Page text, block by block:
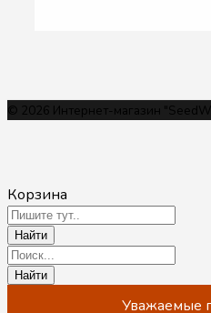
© 2026 Интернет-магазин
Корзина
Уважаемые